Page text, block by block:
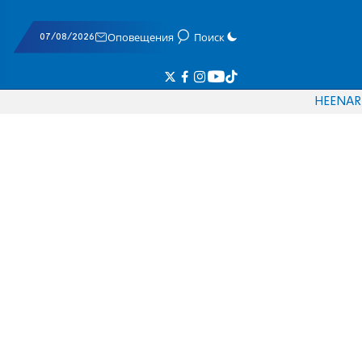
07/08/2026 Оповещения Поиск
HEENAR